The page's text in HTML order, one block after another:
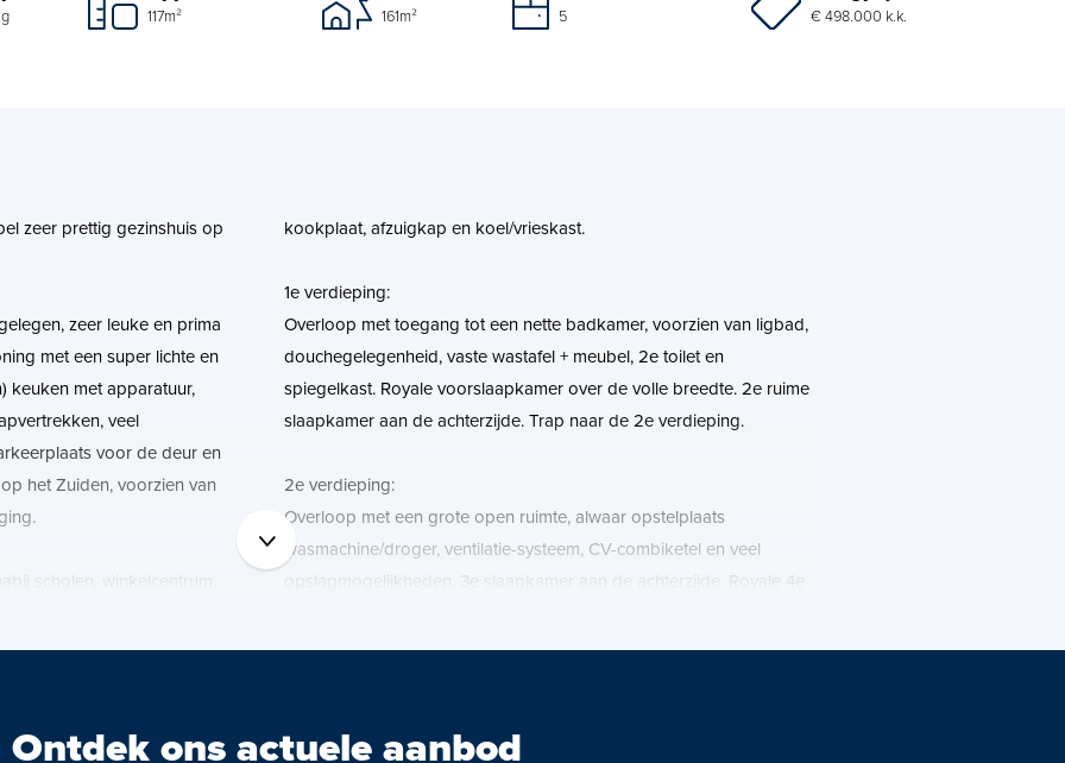
117m² 161m² 5 € 498.000 k.k.
zeer prettig gezinshuis op
zeer leuke en prima
met een super lichte en
keuken met apparatuur,
veel
voor de deur en
het Zuiden, voorzien van
scholen, winkelcentrum,
de link naar de website waar
kookplaat, afzuigkap en koel/vrieskast.
1e verdieping:
Overloop met toegang tot een nette badkamer, voorzien van ligbad,
douchegelegenheid, vaste wastafel + meubel, 2e toilet en
spiegelkast. Royale voorslaapkamer over de volle breedte. 2e ruime
slaapkamer aan de achterzijde. Trap naar de 2e verdieping.
2e verdieping:
Overloop met een grote open ruimte, alwaar opstelplaats
wasmachine/droger, ventilatie-systeem, CV-combiketel en veel
opslagmogelijkheden. 3e slaapkamer aan de achterzijde. Royale 4e
- Heerlijk licht, ruimtelijk en heel fijn gezinshuis met veel
Ontdek ons actuele aanbod